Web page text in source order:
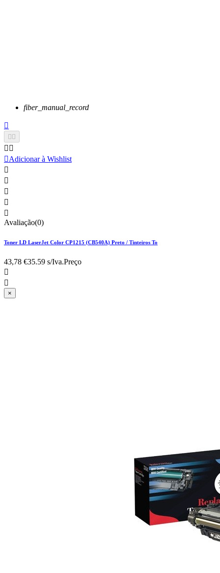
fiber_manual_record

 
 
Adicionar à Wishlist





Avaliação(0)
Toner LD LaserJet Color CP1215 (CB540A) Preto / Tinteiros To
43,78 €35.59 s/Iva.Preço


×